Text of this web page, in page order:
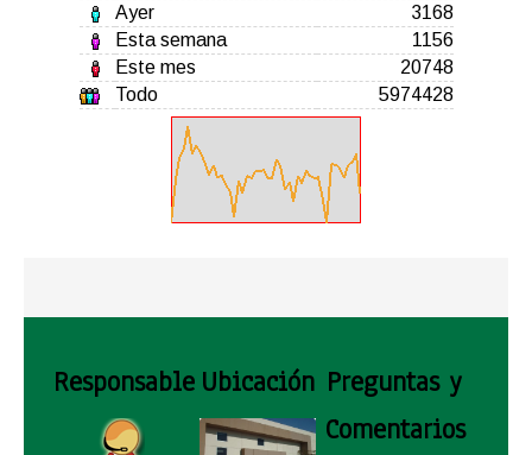
Ayer
3168
Esta semana
1156
Este mes
20748
Todo
5974428
Responsable Ubicación Preguntas y
Comentarios